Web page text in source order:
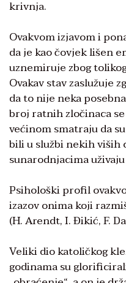
krivnja.
Ovakvom izjavom i
da je kao čovjek lišen
uznemiruje zbog
Ovakav stav zaslužuje
da to nije neka
broj ratnih zločinaca
većinom smatraju da
bili u službi nekih viših
sunarodnjacima
Psihološki profil
izazov onima koji
(H. Arendt, I. Đikić, F.
Veliki dio katoličkog
godinama su